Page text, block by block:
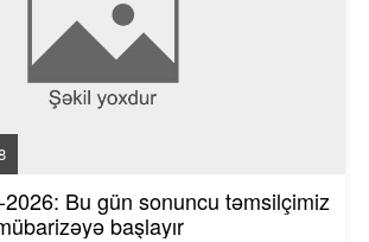
Bu gün sonuncu təmsilçimiz
başlayır